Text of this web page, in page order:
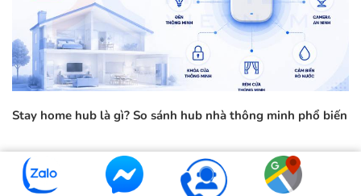
Stay home hub là gì? So sánh hub nhà thông minh phổ biến